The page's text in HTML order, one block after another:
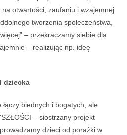
otwartości, zaufaniu i wzajemnej
tworzenia społeczeństwa,
– przekraczamy siebie dla
– realizując np. ideę
dziecka
biednych i bogatych, ale
– siostrzany projekt
dzieci od porażki w